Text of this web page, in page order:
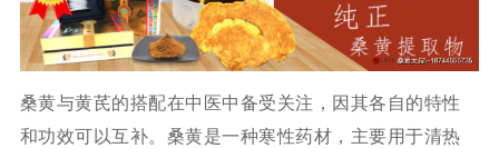
桑黄与黄芪的搭配在中医中备受关注，因其各自的特性
和功效可以互补。桑黄是一种寒性药材，主要用于清热